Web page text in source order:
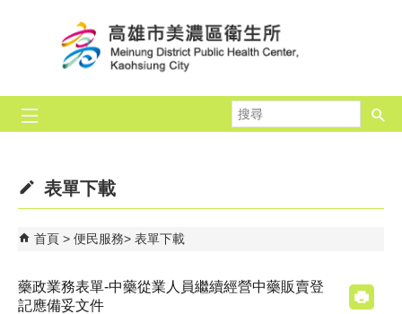
尋
表單下載
首頁 便民服務 表單下載
藥政業務表單-中藥從業人員繼續經營中藥販賣登
記應備妥文件